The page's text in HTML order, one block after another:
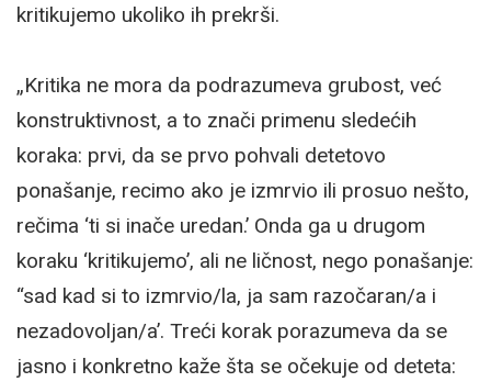
kritikujemo ukoliko ih prekrši.
„Kritika ne mora da podrazumeva grubost, već
konstruktivnost, a to znači primenu sledećih
koraka: prvi, da se prvo pohvali detetovo
ponašanje, recimo ako je izmrvio ili prosuo nešto,
rečima ‘ti si inače uredan.’ Onda ga u drugom
koraku ‘kritikujemo’, ali ne ličnost, nego ponašanje:
“sad kad si to izmrvio/la, ja sam razočaran/a i
nezadovoljan/a’. Treći korak porazumeva da se
jasno i konkretno kaže šta se očekuje od deteta: